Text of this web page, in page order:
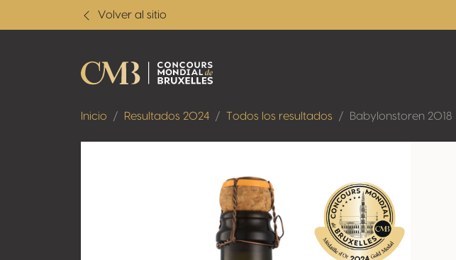
Volver al sitio
Inicio Resultados 2024 Todos los resultados Babylonstoren 2018